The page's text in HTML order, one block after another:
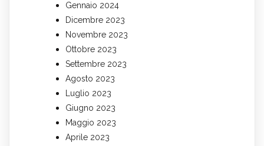
Gennaio 2024
Dicembre 2023
Novembre 2023
Ottobre 2023
Settembre 2023
Agosto 2023
Luglio 2023
Giugno 2023
Maggio 2023
Aprile 2023